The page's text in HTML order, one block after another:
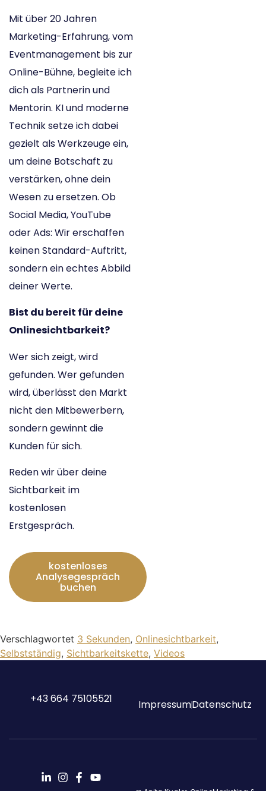
Mit über 20 Jahren
Marketing-Erfahrung, vom
Eventmanagement bis zur
Online-Bühne, begleite ich
dich als Partnerin und
Mentorin. KI und moderne
Technik setze ich dabei
gezielt als Werkzeuge ein,
um deine Botschaft zu
verstärken, ohne dein
Wesen zu ersetzen. Ob
Social Media, YouTube
oder Ads: Wir erschaffen
keinen Standard-Auftritt,
sondern ein echtes Abbild
deiner Werte.
Bist du bereit für deine
Onlinesichtbarkeit?
Wer sich zeigt, wird
gefunden. Wer gefunden
wird, überlässt den Markt
nicht den Mitbewerbern,
sondern gewinnt die
Kunden für sich.
Reden wir über deine
Sichtbarkeit im
kostenlosen
Erstgespräch.
kostenloses
Analysegespräch
buchen
Verschlagwortet 3 Sekunden, Onlinesichtbarkeit,
Selbstständig, Sichtbarkeitskette, Videos
ImpressumDatenschutz
+43 664 75105521